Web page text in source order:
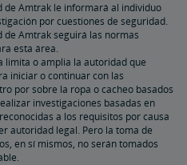
de Amtrak le informará al individuo
por cuestiones de seguridad.
de Amtrak seguirá las normas
esta área.
limita o amplia la autoridad que
iniciar o continuar con las
por sobre la ropa o cacheo basados
investigaciones basadas en
a los requisitos por causa
autoridad legal. Pero la toma de
en sí mismos, no serán tomados